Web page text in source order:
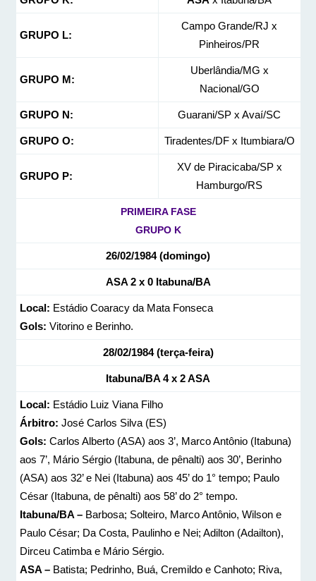
GRUPO L:
Campo Grande/RJ x
Pinheiros/PR
GRUPO M:
Uberlândia/MG x
Nacional/GO
GRUPO N: Guarani/SP x Avaí/SC
GRUPO O: Tiradentes/DF x Itumbiara/O
GRUPO P:
XV de Piracicaba/SP x
Hamburgo/RS
PRIMEIRA FASE
GRUPO K
26/02/1984 (domingo)
ASA 2 x 0 Itabuna/BA
Local: Estádio Coaracy da Mata Fonseca
Gols: Vitorino e Berinho.
28/02/1984 (terça-feira)
Itabuna/BA 4 x 2 ASA
Local: Estádio Luiz Viana Filho
Árbitro: José Carlos Silva (ES)
Gols: Carlos Alberto (ASA) aos 3’, Marco Antônio (Itabuna)
aos 7’, Mário Sérgio (Itabuna, de pênalti) aos 30’, Berinho
(ASA) aos 32’ e Nei (Itabuna) aos 45’ do 1° tempo; Paulo
César (Itabuna, de pênalti) aos 58’ do 2° tempo.
Itabuna/BA –Barbosa; Solteiro, Marco Antônio, Wilson e
Paulo César; Da Costa, Paulinho e Nei; Adilton (Adailton),
Dirceu Catimba e Mário Sérgio.
ASA –Batista; Pedrinho, Buá, Cremildo e Canhoto; Riva,